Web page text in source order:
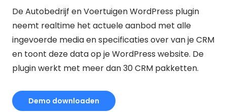
De Autobedrijf en Voertuigen WordPress plugin
neemt realtime het actuele aanbod met alle
ingevoerde media en specificaties over van je CRM
en toont deze data op je WordPress website. De
plugin werkt met meer dan 30 CRM pakketten.
Demo downloaden